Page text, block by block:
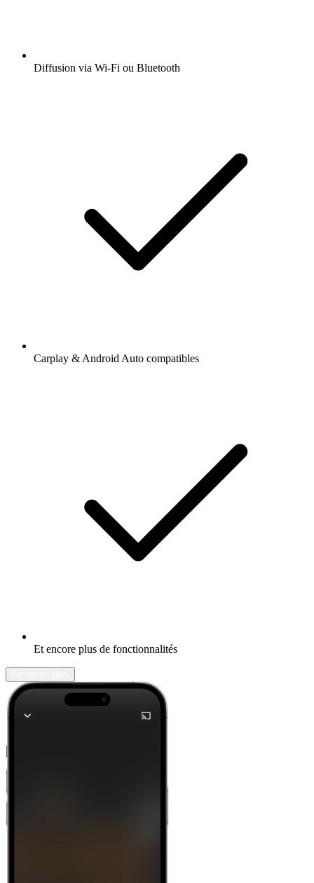
Diffusion via Wi-Fi ou Bluetooth
Carplay & Android Auto compatibles
Et encore plus de fonctionnalités